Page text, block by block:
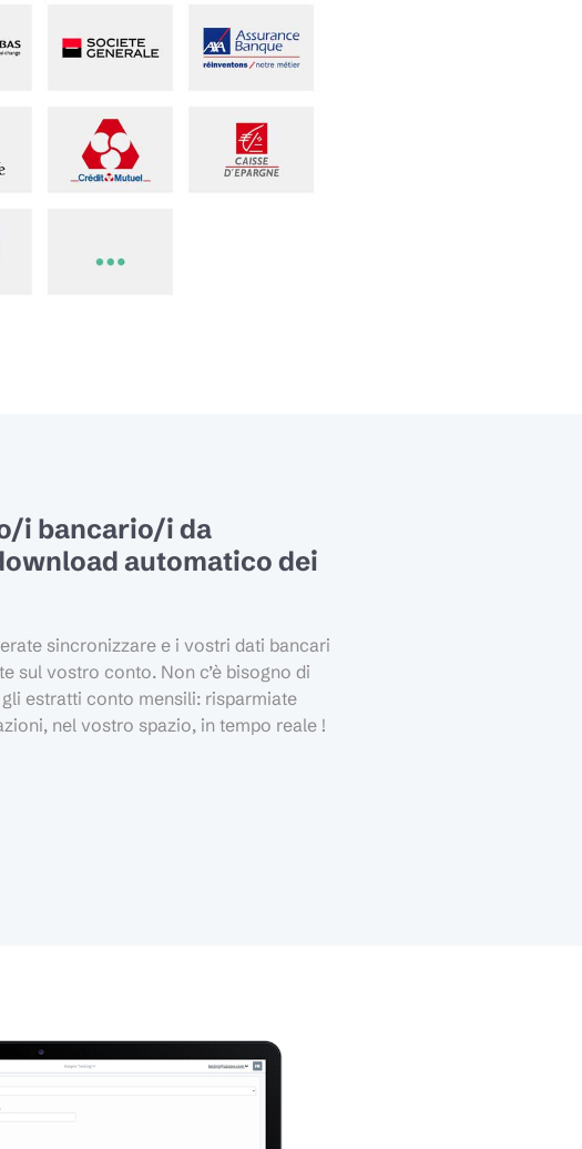
i bancario/i da
automatico dei
sincronizzare e i vostri dati bancari
sul vostro conto. Non c’è bisogno di
estratti conto mensili: risparmiate
nel vostro spazio, in tempo reale !